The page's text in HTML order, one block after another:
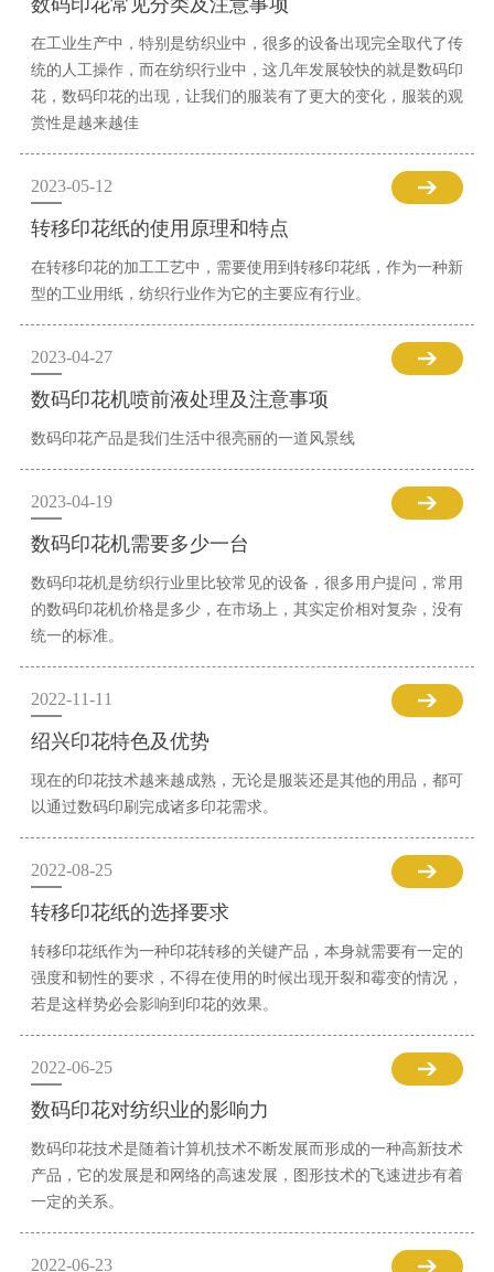
数码印花常见分类及注意事项
在工业生产中，特别是纺织业中，很多的设备出现完全取代了传
统的人工操作，而在纺织行业中，这几年发展较快的就是数码印
花，数码印花的出现，让我们的服装有了更大的变化，服装的观
赏性是越来越佳
2023-05-12
转移印花纸的使用原理和特点
在转移印花的加工工艺中，需要使用到转移印花纸，作为一种新
型的工业用纸，纺织行业作为它的主要应有行业。
2023-04-27
数码印花机喷前液处理及注意事项
数码印花产品是我们生活中很亮丽的一道风景线
2023-04-19
数码印花机需要多少一台
数码印花机是纺织行业里比较常见的设备，很多用户提问，常用
的数码印花机价格是多少，在市场上，其实定价相对复杂，没有
统一的标准。
2022-11-11
绍兴印花特色及优势
现在的印花技术越来越成熟，无论是服装还是其他的用品，都可
以通过数码印刷完成诸多印花需求。
2022-08-25
转移印花纸的选择要求
转移印花纸作为一种印花转移的关键产品，本身就需要有一定的
强度和韧性的要求，不得在使用的时候出现开裂和霉变的情况，
若是这样势必会影响到印花的效果。
2022-06-25
数码印花对纺织业的影响力
数码印花技术是随着计算机技术不断发展而形成的一种高新技术
产品，它的发展是和网络的高速发展，图形技术的飞速进步有着
一定的关系。
2022-06-23